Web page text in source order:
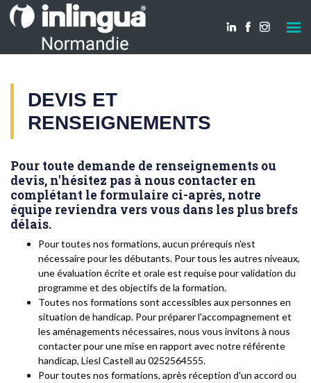
DEVIS ET
RENSEIGNEMENTS
Pour toute demande de renseignements ou
devis, n'hésitez pas à nous contacter en
complétant le formulaire ci-après, notre
équipe reviendra vers vous dans les plus brefs
délais.
Pour toutes nos formations, aucun prérequis n'est
nécessaire pour les débutants. Pour tous les autres niveaux,
une évaluation écrite et orale est requise pour validation du
programme et des objectifs de la formation.
Toutes nos formations sont accessibles aux personnes en
situation de handicap. Pour préparer l'accompagnement et
les aménagements nécessaires, nous vous invitons à nous
contacter pour une mise en rapport avec notre référente
handicap, Liesl Castell au 0252564555.
Pour toutes nos formations, après réception d'un accord ou